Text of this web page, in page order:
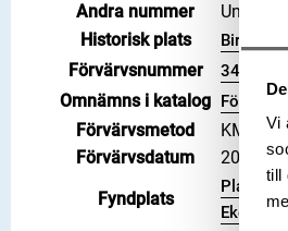
Vi
till
Andra nummer
Historisk plats
Birka,
Förvärvsnummer 34000
Omnämns i katalog Förvärv:
Förvärvsmetod
KML
Förvärvsdatum
2000
Fyndplats
Plats:
Ekerö